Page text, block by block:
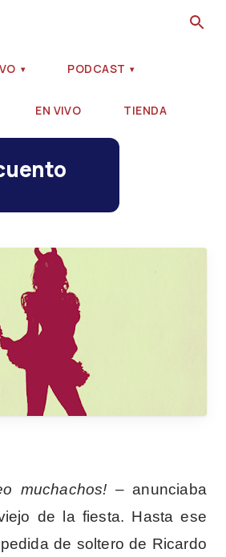
PODCAST
EN VIVO TIENDA
muchachos! – anunciaba
de la fiesta. Hasta ese
de soltero de Ricardo